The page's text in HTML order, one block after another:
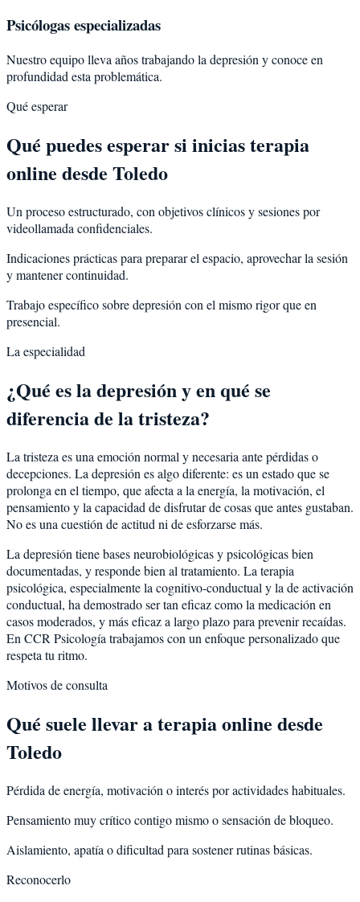
Psicólogas especializadas
Nuestro equipo lleva años trabajando la depresión y conoce en
profundidad esta problemática.
Qué esperar
Qué puedes esperar si inicias terapia
online desde Toledo
Un proceso estructurado, con objetivos clínicos y sesiones por
videollamada confidenciales.
Indicaciones prácticas para preparar el espacio, aprovechar la sesión
y mantener continuidad.
Trabajo específico sobre depresión con el mismo rigor que en
presencial.
La especialidad
¿Qué es la depresión y en qué se
diferencia de la tristeza?
La tristeza es una emoción normal y necesaria ante pérdidas o
decepciones. La depresión es algo diferente: es un estado que se
prolonga en el tiempo, que afecta a la energía, la motivación, el
pensamiento y la capacidad de disfrutar de cosas que antes gustaban.
No es una cuestión de actitud ni de esforzarse más.
La depresión tiene bases neurobiológicas y psicológicas bien
documentadas, y responde bien al tratamiento. La terapia
psicológica, especialmente la cognitivo-conductual y la de activación
conductual, ha demostrado ser tan eficaz como la medicación en
casos moderados, y más eficaz a largo plazo para prevenir recaídas.
En CCR Psicología trabajamos con un enfoque personalizado que
respeta tu ritmo.
Motivos de consulta
Qué suele llevar a terapia online desde
Toledo
Pérdida de energía, motivación o interés por actividades habituales.
Pensamiento muy crítico contigo mismo o sensación de bloqueo.
Aislamiento, apatía o dificultad para sostener rutinas básicas.
Reconocerlo